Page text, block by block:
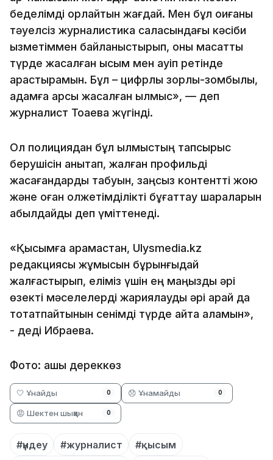
беделімді қорлайтын жағдай. Мен бұл оқиғаны
тәуелсіз журналистика саласындағы кәсіби
қызметіммен байланыстырып, оны мақсатты
түрде жасалған қысым мен қауіп ретінде
қарастырамын. Бұл – цифрлық зорлық-зомбылық,
адамға қарсы жасалған қылмыс», — деп
журналист Тоқаевқа жүгінді.
Ол полициядан бұл қылмыстың тапсырыс
берушісін анықтап, жалған профильді
жасағандарды табуын, заңсыз контентті жою
және оған қолжетімділікті бұғаттау шараларын
қабылдайды деп үміттенеді.
«Қысымға қарамастан, Ulysmedia.kz
редакциясы жұмысын бұрынғыдай
жалғастырып, еліміз үшін ең маңызды әрі
өзекті мәселелерді жариялауды әрі қарай да
тоқтатпайтынын сенімді түрде айта аламын»,
- деді Ибраева.
Фото: ашық дереккөз
🤍 Ұнайды 0 😞 Ұнамайды 0
😡 Шектен шыққан 0
#үндеу #журналист
#қысым